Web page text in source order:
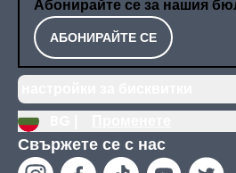
Абонирайте се за нашия
АБОНИРАЙТЕ СЕ
Свържете се с нас